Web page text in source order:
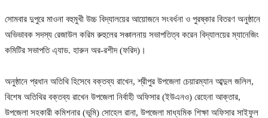
সোমবার দুপুরে মাওনা বহুমুখী উচ্চ বিদ্যালয়ের আয়োজনে সংবর্ধনা ও পুরষ্কার বিতরণ অনুষ্ঠানে
অভিভাবক সদস্য রেজাউল করিম রুহুলের সঞ্চালনায় সভাপতিত্ব করেন বিদ্যালয়ের ম্যানেজিং
কমিটির সভাপতি এ্যাড. হারুন অর-রশীদ (ফরিদ)।
অনুষ্ঠানে প্রধান অতিথি হিসেবে বক্তব্য রাখেন, শ্রীপুর উপজেলা চেয়ারম্যান আব্দুল জলিল,
বিশেষ অতিথির বক্তব্য রাখেন উপজেলা নির্বাহী অফিসার (ইউএনও) রেহেনা আক্তার,
উপজেলা সহকারী কমিশনার (ভূমি) সোহেল রানা, উপজেলা মাধ্যমিক শিক্ষা অফিসার সাইফুল